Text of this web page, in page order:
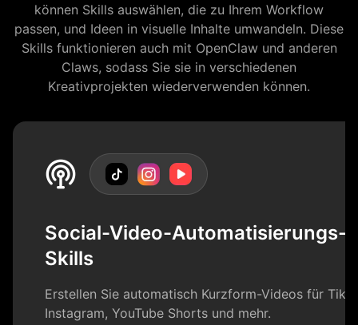
können Skills auswählen, die zu Ihrem Workflow
passen, und Ideen in visuelle Inhalte umwandeln. Diese
Skills funktionieren auch mit OpenClaw und anderen
Claws, sodass Sie sie in verschiedenen
Kreativprojekten wiederverwenden können.
Social-Video-Automatisierungs-
Skills
Erstellen Sie automatisch Kurzform-Videos für
Instagram, YouTube Shorts und mehr.